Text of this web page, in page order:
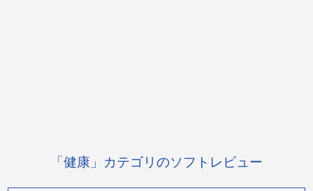
「健康」カテゴリのソフトレビュー